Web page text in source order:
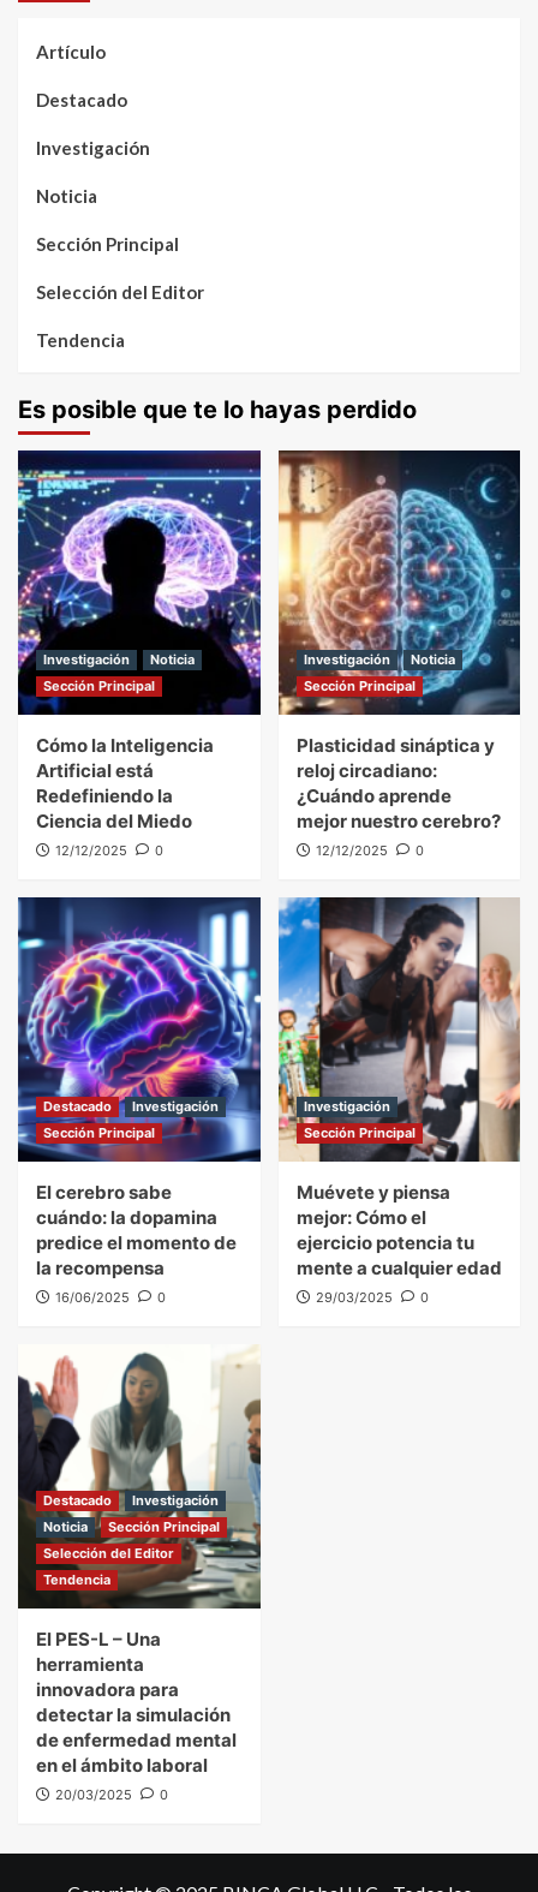
Artículo
Destacado
Investigación
Noticia
Sección Principal
Selección del Editor
Tendencia
Es posible que te lo hayas perdido
Investigación
Noticia
Sección Principal
Cómo la Inteligencia
Artificial está
Redefiniendo la
Ciencia del Miedo
12/12/2025 0
Investigación
Noticia
Sección Principal
Plasticidad sináptica y
reloj circadiano:
¿Cuándo aprende
mejor nuestro cerebro?
12/12/2025 0
Destacado
Investigación
Sección Principal
El cerebro sabe
cuándo: la dopamina
predice el momento de
la recompensa
16/06/2025 0
Investigación
Sección Principal
Muévete y piensa
mejor: Cómo el
ejercicio potencia tu
mente a cualquier edad
29/03/2025 0
Destacado
Investigación
Noticia
Sección Principal
Selección del Editor
Tendencia
El PES-L – Una
herramienta
innovadora para
detectar la simulación
de enfermedad mental
en el ámbito laboral
20/03/2025 0